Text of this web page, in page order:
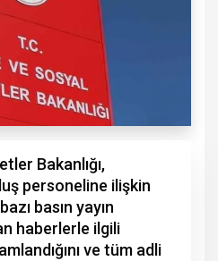
Bakanlığı,
personeline ilişkin
basın yayın
haberlerle ilgili
ve tüm adli